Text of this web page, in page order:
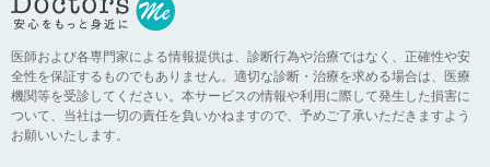
医師および各専門家による情報提供は、診断行為や治療ではなく、正確性や安
全性を保証するものでもありません。適切な診断・治療を求める場合は、医療
機関等を受診してください。本サービスの情報や利用に際して発生した損害に
ついて、当社は一切の責任を負いかねますので、予めご了承いただきますよう
お願いいたします。